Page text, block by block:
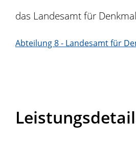
das Landesamt für
Abteilung 8 - Landesamt für